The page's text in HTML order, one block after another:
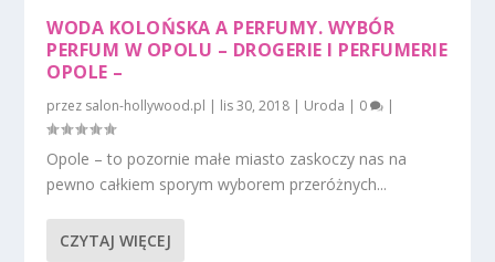
WODA KOLOŃSKA A PERFUMY. WYBÓR
PERFUM W OPOLU – DROGERIE I PERFUMERIE
OPOLE –
przez salon-hollywood.pl | lis 30, 2018 | Uroda | 0 |
Opole – to pozornie małe miasto zaskoczy nas na
pewno całkiem sporym wyborem przeróżnych...
CZYTAJ WIĘCEJ